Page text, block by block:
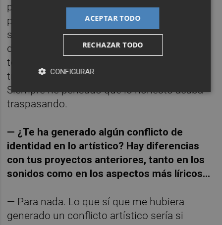
pensar qué quiero ofrecer (evidentemente,
puede ser algo que ahonda en el
subconsciente), sino que la identidad y
discurso se van dando de una forma
totalmente espontánea y orgánica, y eso va
trazando el propósito final del álbum.
Siempre he pensado que lo honesto acaba
traspasando.
— ¿Te ha generado algún conflicto de
identidad en lo artístico? Hay diferencias
con tus proyectos anteriores, tanto en los
sonidos como en los aspectos más líricos…
— Para nada. Lo que sí que me hubiera
generado un conflicto artístico sería si
ACEPTAR TODO
RECHAZAR TODO
CONFIGURAR